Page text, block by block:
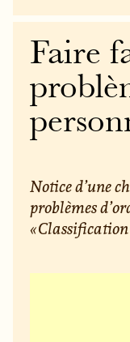
Faire
Notice d’une
problèmes
«